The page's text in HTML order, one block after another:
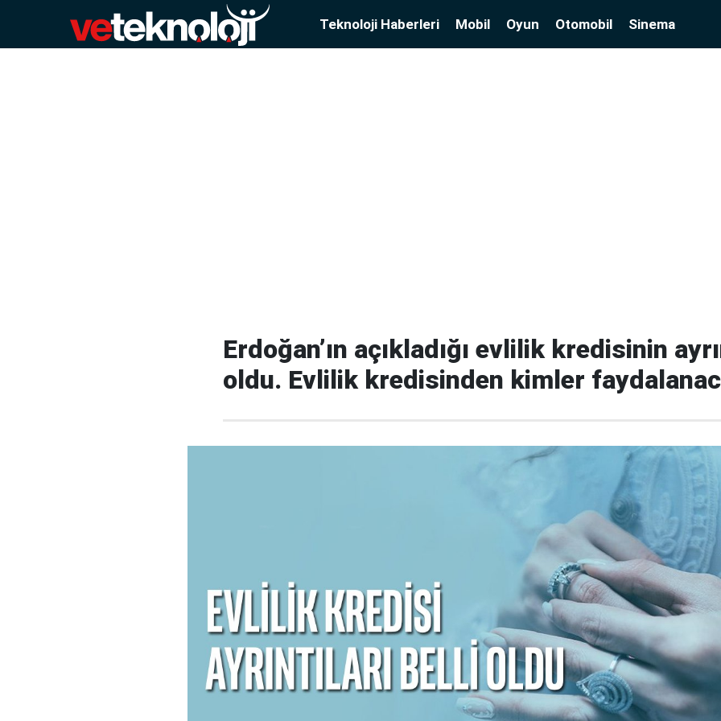
Teknoloji Haberleri Mobil Oyun Otomobil Sinema
Erdoğan’ın açıkladığı evlilik kredisinin
oldu. Evlilik kredisinden kimler